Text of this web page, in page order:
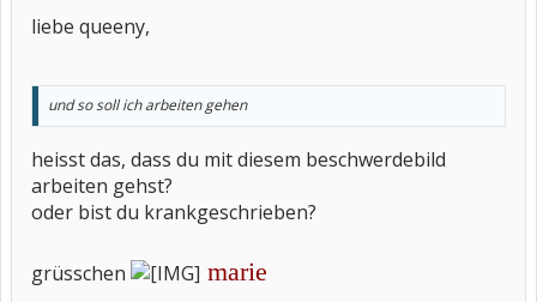
liebe queeny,
und so soll ich arbeiten gehen
heisst das, dass du mit diesem beschwerdebild
arbeiten gehst?
oder bist du krankgeschrieben?
grüsschen marie